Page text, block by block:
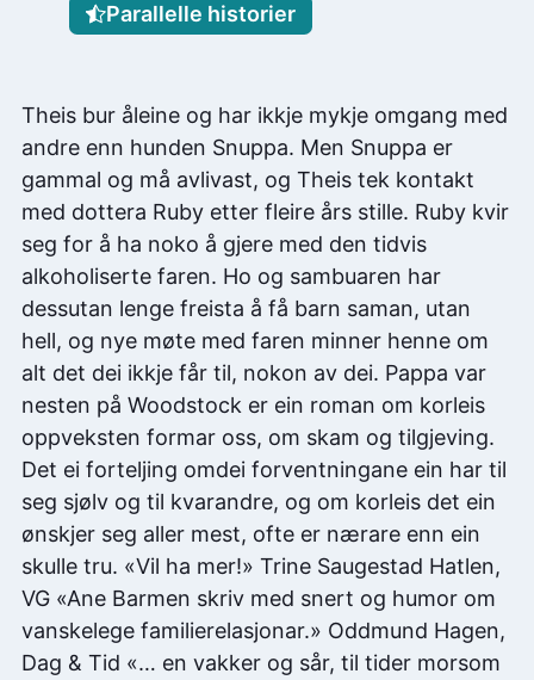
Theis bur åleine og har ikkje mykje omgang med
andre enn hunden Snuppa. Men Snuppa er
gammal og må avlivast, og Theis tek kontakt
med dottera Ruby etter fleire års stille. Ruby kvir
seg for å ha noko å gjere med den tidvis
alkoholiserte faren. Ho og sambuaren har
dessutan lenge freista å få barn saman, utan
hell, og nye møte med faren minner henne om
alt det dei ikkje får til, nokon av dei. Pappa var
nesten på Woodstock er ein roman om korleis
oppveksten formar oss, om skam og tilgjeving.
Det ei forteljing omdei forventningane ein har til
seg sjølv og til kvarandre, og om korleis det ein
ønskjer seg aller mest, ofte er nærare enn ein
skulle tru. «Vil ha mer!» Trine Saugestad Hatlen,
VG «Ane Barmen skriv med snert og humor om
vanskelege familierelasjonar.» Oddmund Hagen,
Dag & Tid «… en vakker og sår, til tider morsom
Parallelle historier